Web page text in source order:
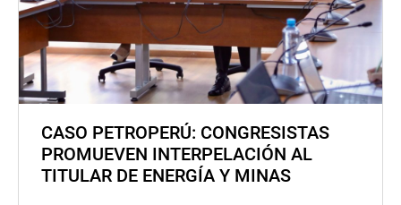
CASO PETROPERÚ: CONGRESISTAS
PROMUEVEN INTERPELACIÓN AL
TITULAR DE ENERGÍA Y MINAS